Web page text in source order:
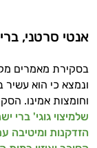
אנטי סרטני,
בסקירת מאמרים
וחומצות אמינו.
שלמיצוי גוגי'
הזדקנות ומיטיבה